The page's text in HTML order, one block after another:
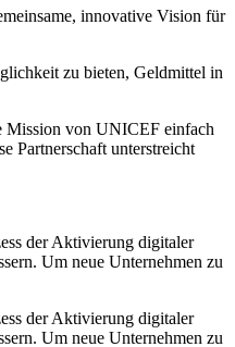
innovative Vision für
zu bieten, Geldmittel in
Mission von UNICEF einfach
Partnerschaft unterstreicht
der Aktivierung digitaler
Um neue Unternehmen zu
der Aktivierung digitaler
Um neue Unternehmen zu